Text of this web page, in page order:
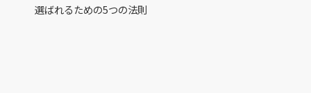
選ばれるための5つの法則